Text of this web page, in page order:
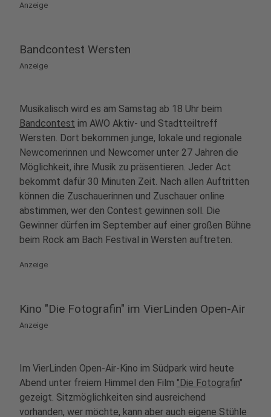
Anzeige
Bandcontest Wersten
Anzeige
Musikalisch wird es am Samstag ab 18 Uhr beim
Bandcontest im AWO Aktiv- und Stadtteiltreff
Wersten. Dort bekommen junge, lokale und regionale
Newcomerinnen und Newcomer unter 27 Jahren die
Möglichkeit, ihre Musik zu präsentieren. Jeder Act
bekommt dafür 30 Minuten Zeit. Nach allen Auftritten
können die Zuschauerinnen und Zuschauer online
abstimmen, wer den Contest gewinnen soll. Die
Gewinner dürfen im September auf einer großen Bühne
beim Rock am Bach Festival in Wersten auftreten.
Anzeige
Kino "Die Fotografin" im VierLinden Open-Air
Anzeige
Im VierLinden Open-Air-Kino im Südpark wird heute
Abend unter freiem Himmel den Film "Die Fotografin"
gezeigt. Sitzmöglichkeiten sind ausreichend
vorhanden, wer möchte, kann aber auch eigene Stühle